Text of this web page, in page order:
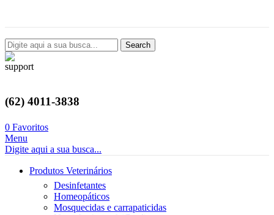
Search
(62) 4011-3838
0 Favoritos
Menu
Digite aqui a sua busca...
Produtos Veterinários
Desinfetantes
Homeopáticos
Mosquecidas e carrapaticidas